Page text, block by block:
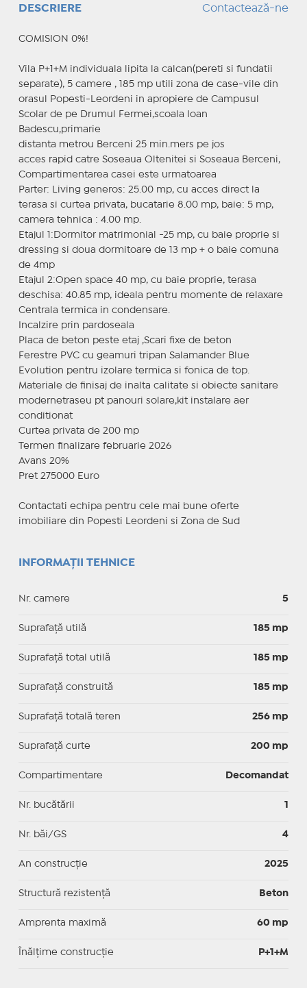
DESCRIERE Contactează-ne
COMISION 0%!
Vila P+1+M individuala lipita la calcan(pereti si fundatii
separate), 5 camere , 185 mp utili zona de case-vile din
orasul Popesti-Leordeni in apropiere de Campusul
Scolar de pe Drumul Fermei,scoala Ioan
Badescu,primarie
distanta metrou Berceni 25 min.mers pe jos
acces rapid catre Soseaua Oltenitei si Soseaua Berceni,
Compartimentarea casei este urmatoarea
Parter: Living generos: 25.00 mp, cu acces direct la
terasa si curtea privata, bucatarie 8.00 mp, baie: 5 mp,
camera tehnica : 4.00 mp.
Etajul 1:Dormitor matrimonial -25 mp, cu baie proprie si
dressing si doua dormitoare de 13 mp + o baie comuna
de 4mp
Etajul 2:Open space 40 mp, cu baie proprie, terasa
deschisa: 40.85 mp, ideala pentru momente de relaxare
Centrala termica in condensare.
Incalzire prin pardoseala
Placa de beton peste etaj ,Scari fixe de beton
Ferestre PVC cu geamuri tripan Salamander Blue
Evolution pentru izolare termica si fonica de top.
Materiale de finisaj de inalta calitate si obiecte sanitare
modernetraseu pt panouri solare,kit instalare aer
conditionat
Curtea privata de 200 mp
Termen finalizare februarie 2026
Avans 20%
Pret 275000 Euro
Contactati echipa pentru cele mai bune oferte
imobiliare din Popesti Leordeni si Zona de Sud
INFORMAȚII TEHNICE
Nr. camere 5
Suprafaţă utilă 185 mp
Suprafaţă total utilă 185 mp
Suprafaţă construită 185 mp
Suprafață totală teren 256 mp
Suprafaţă curte 200 mp
Compartimentare Decomandat
Nr. bucătării 1
Nr. băi/GS 4
An construcție 2025
Structură rezistență Beton
Amprenta maximă 60 mp
Înălțime construcție P+1+M